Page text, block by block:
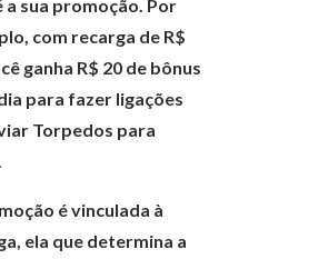
a sua promoção. Por
com recarga de R$
ganha R$ 20 de bônus
para fazer ligações
Torpedos para
é vinculada à
ela que determina a